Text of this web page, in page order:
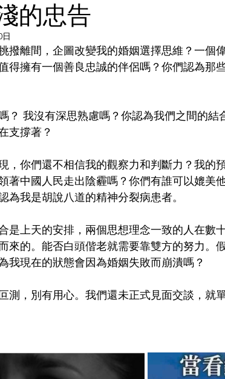
USA | 美國 Pandemic & Health | 流行病
的忠告
日
撥離間，企圖改變我的婚姻選擇思維？一個
得擁有一個善良忠誠的伴侶嗎？你們認為那
？ 我沒有深思熟慮嗎？你認為我們之間的結
支撐著？
，你們還不相信我的觀察力和判斷力？我的
著中國人民走出陰霾嗎？你們有誰可以媲美
為我是胡說八道的精神分裂病患者。
是上天的安排，兩個思想理念一致的人在數
來的。能否白頭偕老就需要靠雙方的努力。
我現在的狀態會因為婚姻失敗而崩潰嗎？
測，別有用心。我們還未正式見面交談，就